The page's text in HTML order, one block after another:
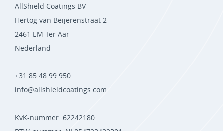
AllShield Coatings BV
Hertog van Beijerenstraat 2
2461 EM Ter Aar
Nederland
+31 85 48 99 950
info@allshieldcoatings.com
KvK-nummer: 62242180